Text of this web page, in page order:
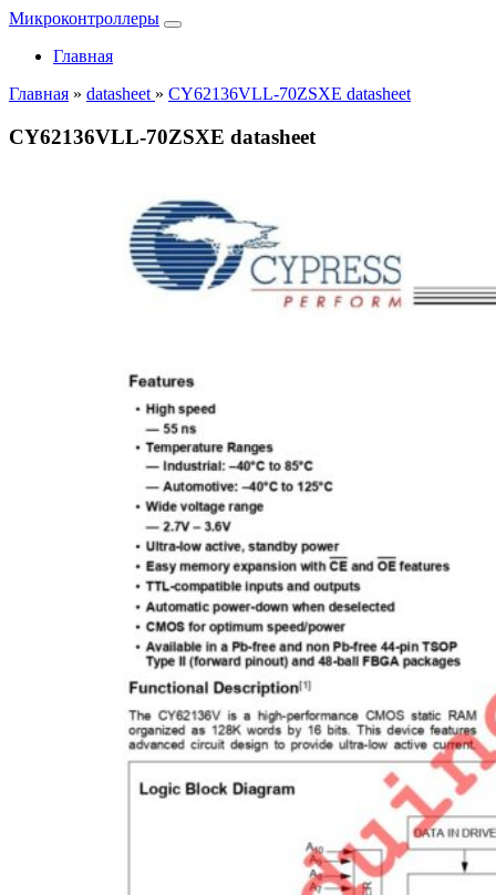
Микроконтроллеры
Главная
Главная » datasheet » CY62136VLL-70ZSXE datasheet
CY62136VLL-70ZSXE datasheet